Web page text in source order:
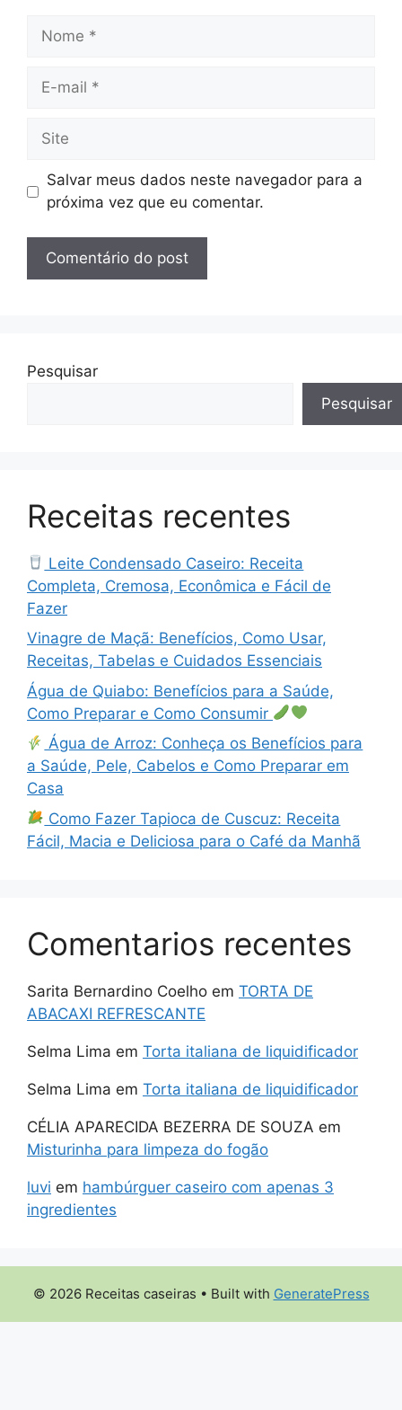
Nome
Site
Salvar meus dados neste navegador para a
próxima vez que eu comentar.
Pesquisar
Pesquisar
Receitas recentes
Leite Condensado Caseiro: Receita
Completa, Cremosa, Econômica e Fácil de
Fazer
Vinagre de Maçã: Benefícios, Como Usar,
Receitas, Tabelas e Cuidados Essenciais
Água de Quiabo: Benefícios para a Saúde,
Como Preparar e Como Consumir
Água de Arroz: Conheça os Benefícios para
a Saúde, Pele, Cabelos e Como Preparar em
Casa
Como Fazer Tapioca de Cuscuz: Receita
Fácil, Macia e Deliciosa para o Café da Manhã
Comentarios recentes
Sarita Bernardino Coelho em TORTA DE
ABACAXI REFRESCANTE
Selma Lima em Torta italiana de liquidificador
Selma Lima em Torta italiana de liquidificador
CÉLIA APARECIDA BEZERRA DE SOUZA em
Misturinha para limpeza do fogão
luvi em hambúrguer caseiro com apenas 3
ingredientes
© 2026 Receitas caseiras • Built with GeneratePress